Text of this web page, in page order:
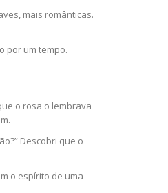
mais românticas.
por um tempo.
o rosa o lembrava
Descobri que o
o espírito de uma